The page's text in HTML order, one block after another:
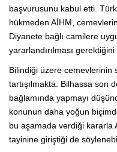
başvurusunu kabul etti.
hükmeden AİHM,
Diyanete bağlı camilere
yararlandırılması gerektiğini
Bilindiği üzere
tartışılmakta. Bilhassa son
bağlamında yapmayı
konunun daha yoğun
bu aşamada verdiği kararla
tayinine giriştiği de